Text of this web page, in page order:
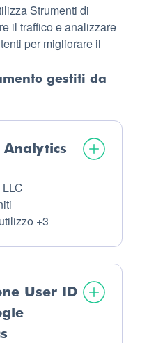
Strumenti di
il traffico e analizzare
per migliorare il
gestiti da
+3
User ID